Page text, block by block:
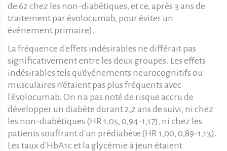
de 62 chez les non-diabétiques, et ce, après 3 ans de
traitement par évolocumab, pour éviter un
événement primaire).
La fréquence d'effets indésirables ne différait pas
significativement entre les deux groupes. Les effets
indésirables tels qu'événements neurocognitifs ou
musculaires n'étaient pas plus fréquents avec
l'évolocumab. On n'a pas noté de risque accru de
développer un diabète durant 2,2 ans de suivi, ni chez
les non-diabétiques (HR 1,05, 0,94-1,17), ni chez les
patients souffrant d'un prédiabète (HR 1,00, 0,89-1,13).
Les taux d'HbA1c et la glycémie à jeun étaient